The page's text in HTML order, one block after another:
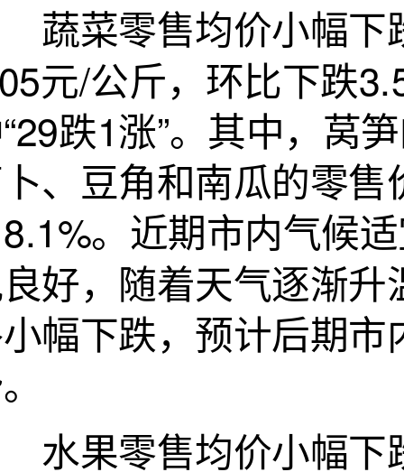
零售均价小幅下跌
元/公斤，环比下跌
跌1涨”。其中，莴
、豆角和南瓜的零
。近期市内气候
好，随着天气逐渐
幅下跌，预计后期
零售均价小幅下跌